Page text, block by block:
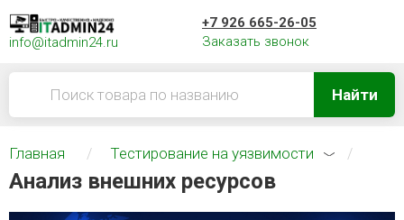
info@itadmin24.ru
+7 926 665-26-05
Заказать звонок
Найти
Главная Тестирование на уязвимости
Анализ внешних ресурсов